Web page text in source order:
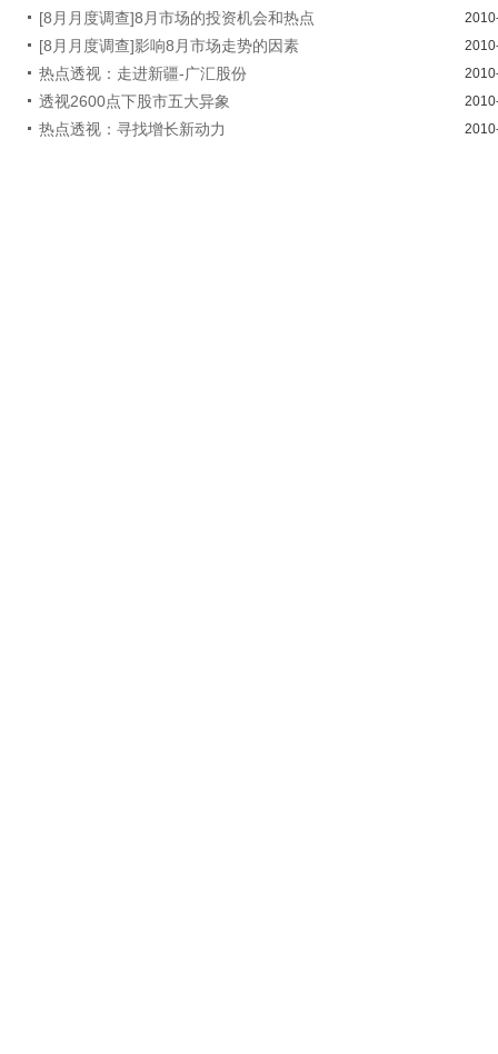
[8月月度调查]8月市场的投资机会和热点
[8月月度调查]影响8月市场走势的因素
热点透视：走进新疆-广汇股份
透视2600点下股市五大异象
热点透视：寻找增长新动力